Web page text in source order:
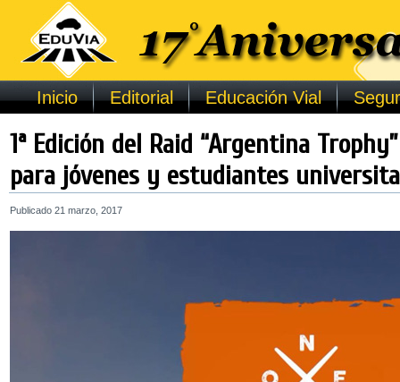
Inicio Editorial Educación Vial
1ª Edición del Raid “Argentina
para jóvenes y estudiantes
Publicado 21 marzo, 2017